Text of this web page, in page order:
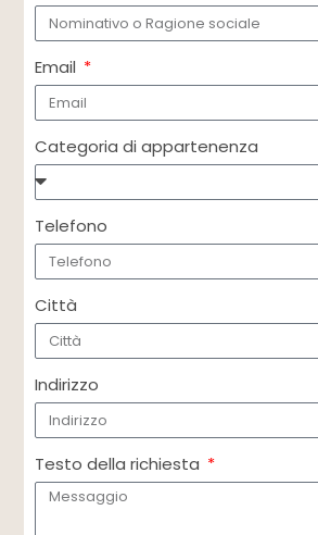
Email
Categoria di appartenenza
Telefono
Città
Indirizzo
Testo della richiesta